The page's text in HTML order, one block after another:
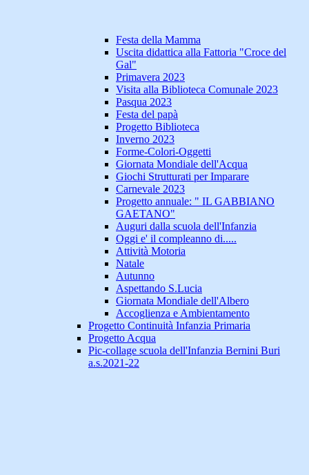
Festa della Mamma
Uscita didattica alla Fattoria "Croce del
Gal"
Primavera 2023
Visita alla Biblioteca Comunale 2023
Pasqua 2023
Festa del papà
Progetto Biblioteca
Inverno 2023
Forme-Colori-Oggetti
Giornata Mondiale dell'Acqua
Giochi Strutturati per Imparare
Carnevale 2023
Progetto annuale: " IL GABBIANO
GAETANO"
Auguri dalla scuola dell'Infanzia
Oggi e' il compleanno di.....
Attività Motoria
Natale
Autunno
Aspettando S.Lucia
Giornata Mondiale dell'Albero
Accoglienza e Ambientamento
Progetto Continuità Infanzia Primaria
Progetto Acqua
Pic-collage scuola dell'Infanzia Bernini Buri
a.s.2021-22